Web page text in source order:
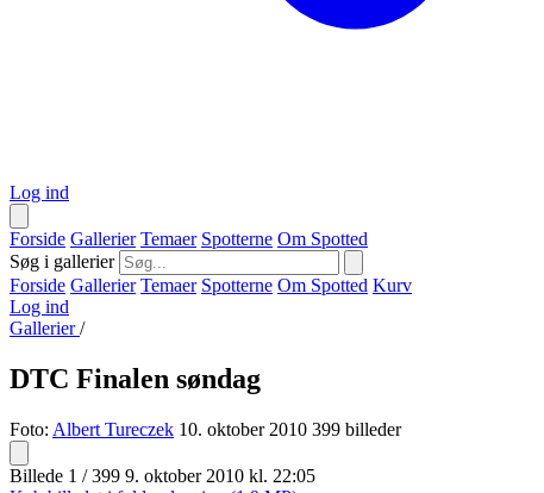
Log ind
Forside Gallerier Temaer Spotterne Om Spotted
Søg i gallerier
Forside Gallerier Temaer Spotterne Om Spotted Kurv
Log ind
Gallerier/
DTC Finalen søndag
Foto: Albert Tureczek 10. oktober 2010 399 billeder
Billede 1 / 399 9. oktober 2010 kl. 22:05